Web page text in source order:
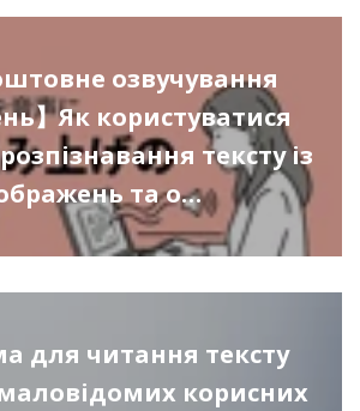
озвучування
】Як користуватися
тексту із
та о…
для читання тексту
корисних